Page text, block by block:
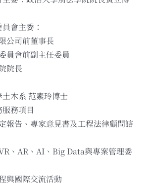
會主委：
公司前董事長
員會前副主任委員
院長
木系 范素玲博士
務項目
報告、專家意見書及工程法律顧問諮
、AR、AI、Big Data與專案管理委
與國際交流活動